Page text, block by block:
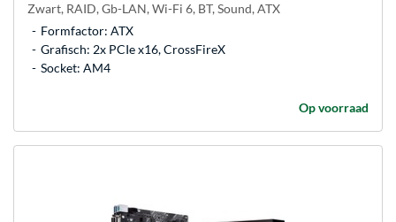
Zwart, RAID, Gb-LAN, Wi-Fi 6, BT, Sound, ATX
Formfactor: ATX
Grafisch: 2x PCIe x16, CrossFireX
Socket: AM4
Op voorraad